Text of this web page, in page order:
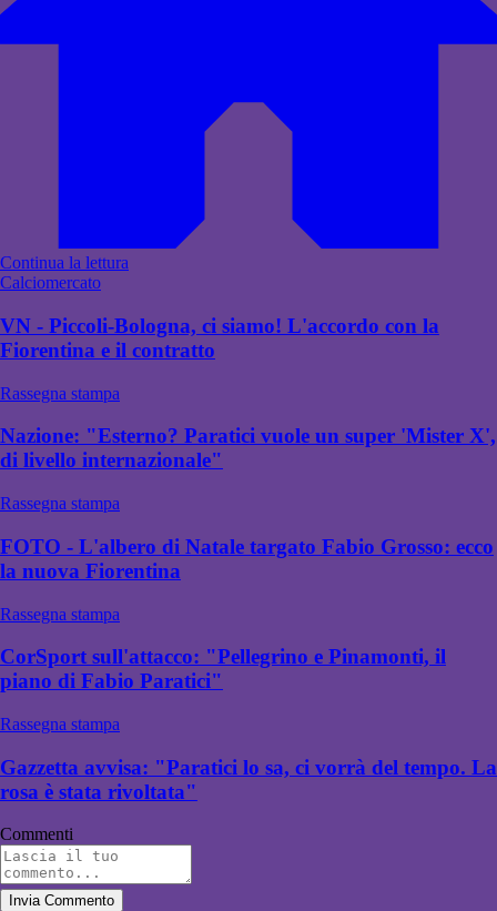
Continua la lettura
Calciomercato
VN - Piccoli-Bologna, ci siamo! L'accordo con la
Fiorentina e il contratto
Rassegna stampa
Nazione: "Esterno? Paratici vuole un super 'Mister X',
di livello internazionale"
Rassegna stampa
FOTO - L'albero di Natale targato Fabio Grosso: ecco
la nuova Fiorentina
Rassegna stampa
CorSport sull'attacco: "Pellegrino e Pinamonti, il
piano di Fabio Paratici"
Rassegna stampa
Gazzetta avvisa: "Paratici lo sa, ci vorrà del tempo. La
rosa è stata rivoltata"
Commenti
Invia Commento